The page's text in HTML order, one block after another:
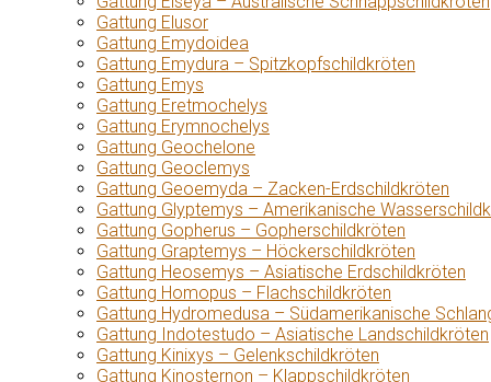
Gattung Elusor
Gattung Emydoidea
Gattung Emydura – Spitzkopfschildkröten
Gattung Emys
Gattung Eretmochelys
Gattung Erymnochelys
Gattung Geochelone
Gattung Geoclemys
Gattung Geoemyda – Zacken-Erdschildkröten
Gattung Glyptemys – Amerikanische
Gattung Gopherus – Gopherschildkröten
Gattung Graptemys – Höckerschildkröten
Gattung Heosemys – Asiatische Erdschildkröten
Gattung Homopus – Flachschildkröten
Gattung Hydromedusa – Südamerikanische
Gattung Indotestudo – Asiatische Landschildkröten
Gattung Kinixys – Gelenkschildkröten
Gattung Kinosternon – Klappschildkröten